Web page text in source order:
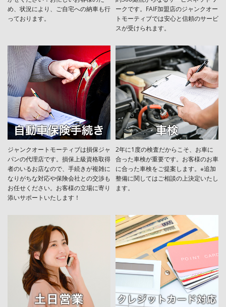
め、状況により、ご自宅への納⾞も⾏
っております。
ークです。FAIF加盟店のジャンクオー
トモーティブでは安心と信頼のサービ
スが受けられます。
ジャンクオートモーティブは損保ジャ
パンの代理店です。損保上級資格取得
者のいるお店なので、手続きが複雑に
なりがちな対応や保険会社との交渉も
お任せください。お客様の立場に寄り
添いサポートいたします！
2年に1度の検査だからこそ、お車に
合った車検が重要です。お客様のお車
に合った車検をご提案します。※追加
整備に関してはご相談の上決定いたし
ます。